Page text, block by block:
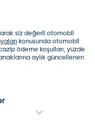
siz değerli otomobil
konusunda otomobil
ödeme koşulları, yüzde
aylık güncellenen